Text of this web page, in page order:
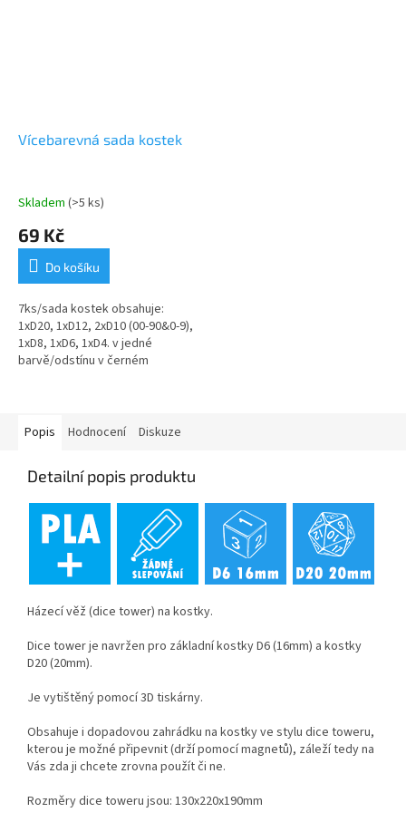
Vícebarevná sada kostek
Skladem (>5 ks)
69 Kč
Do košíku
7ks/sada kostek obsahuje:
1xD20, 1xD12, 2xD10 (00-90&0-9),
1xD8, 1xD6, 1xD4. v jedné
barvě/odstínu v černém
Popis Hodnocení Diskuze
Detailní popis produktu
Házecí věž (dice tower) na kostky.
Dice tower je navržen pro základní kostky D6 (16mm) a kostky
D20 (20mm).
Je vytištěný pomocí 3D tiskárny.
Obsahuje i dopadovou zahrádku na kostky ve stylu dice toweru,
kterou je možné připevnit (drží pomocí magnetů), záleží tedy na
Vás zda ji chcete zrovna použít či ne.
Rozměry dice toweru jsou: 130x220x190mm